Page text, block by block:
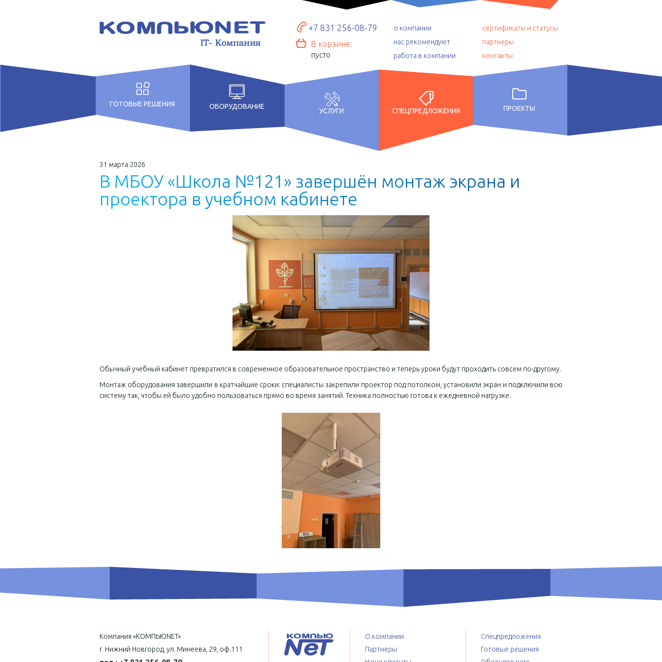
+7 831 256-08-79
В корзине:
пусто
о компании
нас рекомендуют
работа в компании
сертификаты и статусы
партнеры
контакты
ГОТОВЫЕ РЕШЕНИЯ
Для образовательных
учреждений
Для Бизнеса
ОБОРУДОВАНИЕ
УСЛУГИ СПЕЦПРЕДЛОЖЕНИЯ ПРОЕКТЫ
31 марта 2026
В МБОУ «Школа №1 21» завершён монтаж экрана и
проектора в учебном кабинете
Обычный учебный кабинет превратился в современное образовательное пространство и теперь уроки будут проходить совсем по-другому.
Монтаж оборудования завершили в кратчайшие сроки: специалисты закрепили проектор под потолком, установили экран и подключили всю
систему так, чтобы ей было удобно пользоваться прямо во время занятий. Техника полностью готова к ежедневной нагрузке.
Компания «КОМПЬЮNET»
г. Нижний Новгород, ул. Минеева, 29, оф.111
О компании
Партнеры
Спецпредложения
Готовые решения